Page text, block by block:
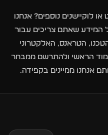
לוקיישנים נוספים? אנחנו
המידע שאתם צריכים עבור
הטראנס, האלקטרוני
הראשי ולהתרשם ממבחר
אנחנו ממיינים בקפידה.